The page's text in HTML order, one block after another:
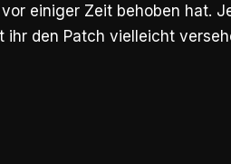
einiger Zeit behoben hat.
ihr den Patch vielleicht